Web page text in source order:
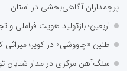
پرچمداران آگاهی‌بخشی در استان
اربعین؛ بازتولید هویت فراملی
طنین «چاووشی» در کویر؛ میراثی